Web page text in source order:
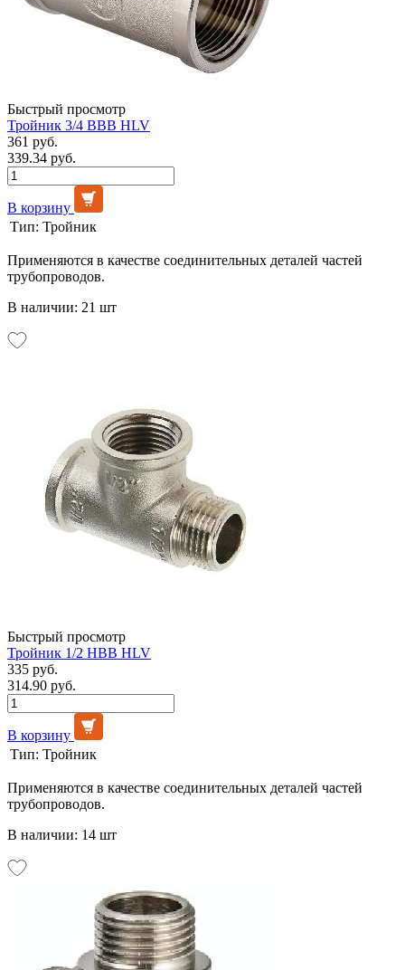
Быстрый просмотр
Тройник 3/4 ВВВ HLV
361 руб.
339.34 руб.
В корзину
Тип: Тройник
Применяются в качестве соединительных деталей частей
трубопроводов.
В наличии: 21 шт
Быстрый просмотр
Тройник 1/2 НВВ HLV
335 руб.
314.90 руб.
В корзину
Тип: Тройник
Применяются в качестве соединительных деталей частей
трубопроводов.
В наличии: 14 шт